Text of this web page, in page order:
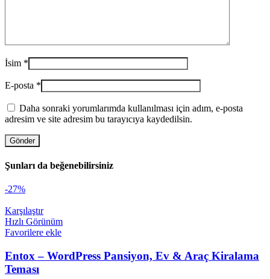
İsim *
E-posta *
Daha sonraki yorumlarımda kullanılması için adım, e-posta
adresim ve site adresim bu tarayıcıya kaydedilsin.
Şunları da beğenebilirsiniz
-27%
Karşılaştır
Hızlı Görünüm
Favorilere ekle
Entox – WordPress Pansiyon, Ev & Araç Kiralama
Teması